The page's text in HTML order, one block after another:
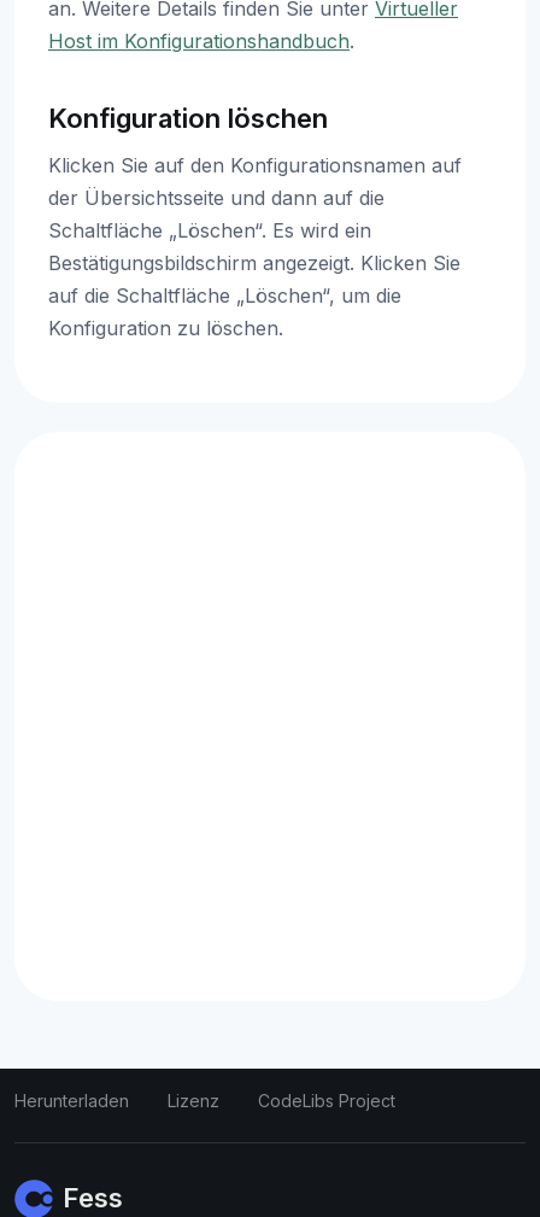
an. Weitere Details finden Sie unter Virtueller
Host im Konfigurationshandbuch.
Konfiguration löschen
Klicken Sie auf den Konfigurationsnamen auf
der Übersichtsseite und dann auf die
Schaltfläche „Löschen“. Es wird ein
Bestätigungsbildschirm angezeigt. Klicken Sie
auf die Schaltfläche „Löschen“, um die
Konfiguration zu löschen.
Herunterladen Lizenz CodeLibs Project
Fess